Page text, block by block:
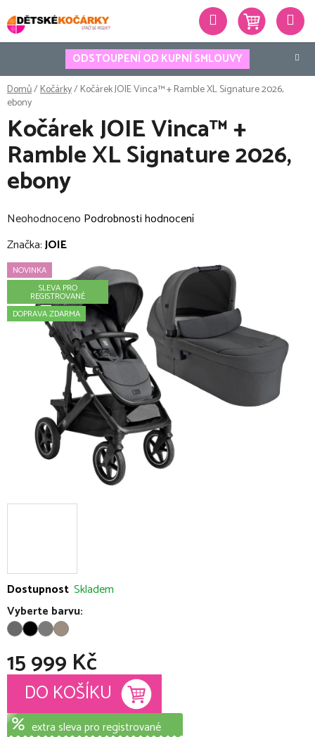
na
obsah
ODSTOUPENÍ OD KUPNÍ SMLOUVY
Hledat
Domů/Kočárky/Kočárek JOIE Vinca™ + Ramble XL Signature 2026,
ebony
Dostupnost Skladem
Vyberte barvu:
15 999 Kč
Měrná cena:
DO KOŠÍKU
extra sleva pro registrované
Kočárek JOIE Vinca™ +
Ramble XL Signature 2026,
ebony
Průměrné
hodnocení
je
Neohodnoceno Podrobnosti hodnocení
Značka:JOIE
NOVINKA
SLEVA PRO
REGISTROVANÉ
DOPRAVA ZDARMA